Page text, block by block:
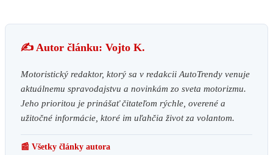
✍️ Autor článku: Vojto K.
Motoristický redaktor, ktorý sa v redakcii AutoTrendy venuje
aktuálnemu spravodajstvu a novinkám zo sveta motorizmu.
Jeho prioritou je prinášať čitateľom rýchle, overené a
užitočné informácie, ktoré im uľahčia život za volantom.
📰 Všetky články autora